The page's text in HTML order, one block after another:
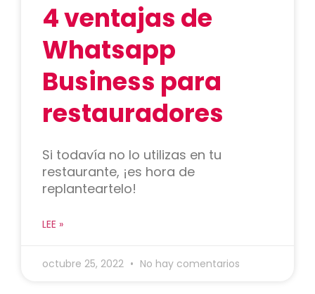
4 ventajas de
Whatsapp
Business para
restauradores
Si todavía no lo utilizas en tu
restaurante, ¡es hora de
replanteartelo!
LEE »
octubre 25, 2022 No hay comentarios